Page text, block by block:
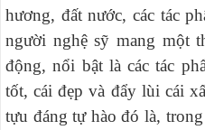
hương, đất nước, các tác
người nghệ sỹ mang một
động, nổi bật là các tác
tốt, cái đẹp và đẩy lùi cái
tựu đáng tự hào đó là,